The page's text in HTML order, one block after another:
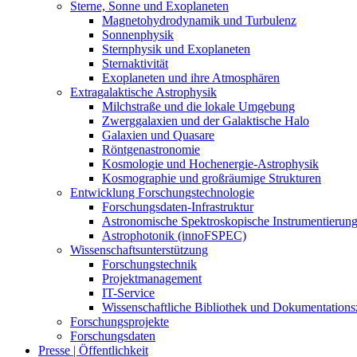
Sterne, Sonne und Exoplaneten
Magnetohydrodynamik und Turbulenz
Sonnenphysik
Sternphysik und Exoplaneten
Sternaktivität
Exoplaneten und ihre Atmosphären
Extragalaktische Astrophysik
Milchstraße und die lokale Umgebung
Zwerggalaxien und der Galaktische Halo
Galaxien und Quasare
Röntgenastronomie
Kosmologie und Hochenergie-Astrophysik
Kosmographie und großräumige Strukturen
Entwicklung Forschungstechnologie
Forschungsdaten-Infrastruktur
Astronomische Spektroskopische Instrumentierung
Astrophotonik (innoFSPEC)
Wissenschaftsunterstützung
Forschungstechnik
Projektmanagement
IT-Service
Wissenschaftliche Bibliothek und
Forschungsprojekte
Forschungsdaten
Presse | Öffentlichkeit